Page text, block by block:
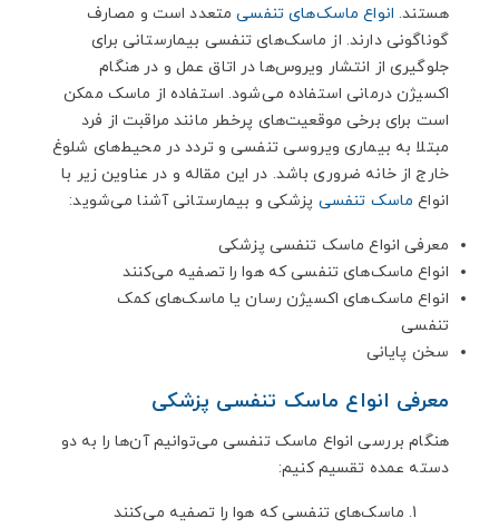
هستند. انواع ماسک‌های تنفسیمتعدد است و مصارف
گوناگونی دارند. از ماسک‌های تنفسی بیمارستانی برای
جلوگیری از انتشار ویروس‌ها در اتاق عمل و در هنگام
اکسیژن درمانی استفاده می‌شود. استفاده از ماسک ممکن
است برای برخی موقعیت‌های پرخطر مانند مراقبت از فرد
مبتلا به بیماری ویروسی تنفسی و تردد در محیط‌های شلوغ
خارج از خانه ضروری باشد. در این مقاله و در عناوین زیر با
انواع ماسک تنفسی پزشکی و بیمارستانی آشنا می‌شوید:
معرفی انواع ماسک تنفسی پزشکی
انواع ماسک‌های تنفسی که هوا را تصفیه می‌کنند
انواع ماسک‌های اکسیژن رسان یا ماسک‌های کمک
تنفسی
سخن پایانی
معرفی انواع ماسک تنفسی پزشکی
هنگام بررسی انواع ماسک تنفسی می‌توانیم آن‌ها را به دو
دسته عمده تقسیم کنیم:
ماسک‌های تنفسی که هوا را تصفیه می‌کنند